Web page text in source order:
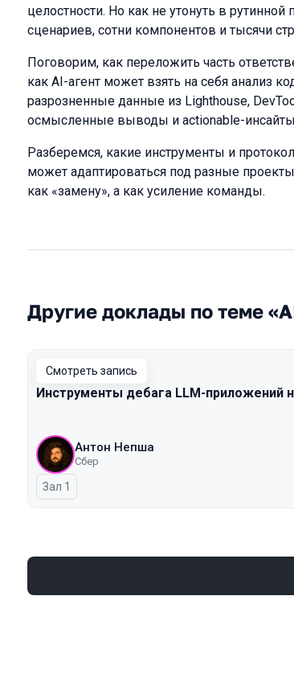
целостности. Но как не утонуть в
сценариев, сотни компонентов и тысячи
Поговорим, как переложить часть
как AI-агент может взять на себя анализ
разрозненные данные из Lighthouse,
осмысленные выводы и actionable-
Разберемся, какие инструменты и
может адаптироваться под разные
как «замену», а как усиление команды.
Другие доклады по теме
Смотреть запись
Инструменты дебага LLM-приложений
Антон Непша
Сбер
Зал 1